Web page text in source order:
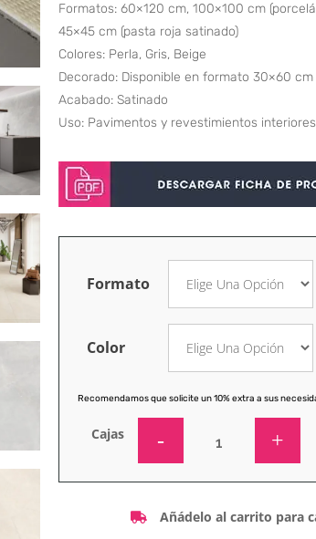
Formatos: 60×120 cm, 100×100 cm
45×45 cm (pasta roja satinado)
Colores: Perla, Gris, Beige
Decorado: Disponible en formato 30×60 cm
Acabado: Satinado
Uso: Pavimentos y revestimientos interiores
Formato
Color
Recomendamos que solicite un 10% extra a sus
Cajas
Añádelo al carrito para